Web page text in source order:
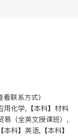
联系方式）
用化学,【本科】材料
易（全英文授课班）,
本科】英语,【本科】